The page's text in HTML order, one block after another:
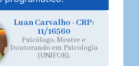
Luan Carvalho - CRP:
11/16560
Psicólogo, Mestre e
Doutorando em Psicologia
(UNIFOR).